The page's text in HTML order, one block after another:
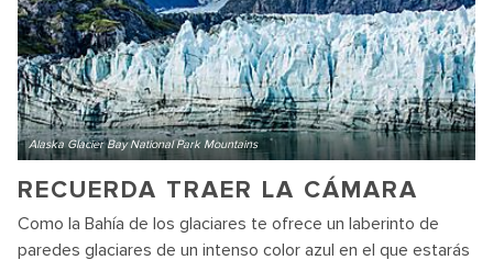
Alaska Glacier Bay National Park Mountains
RECUERDA TRAER LA CÁMARA
Como la Bahía de los glaciares te ofrece un laberinto de
paredes glaciares de un intenso color azul en el que estarás